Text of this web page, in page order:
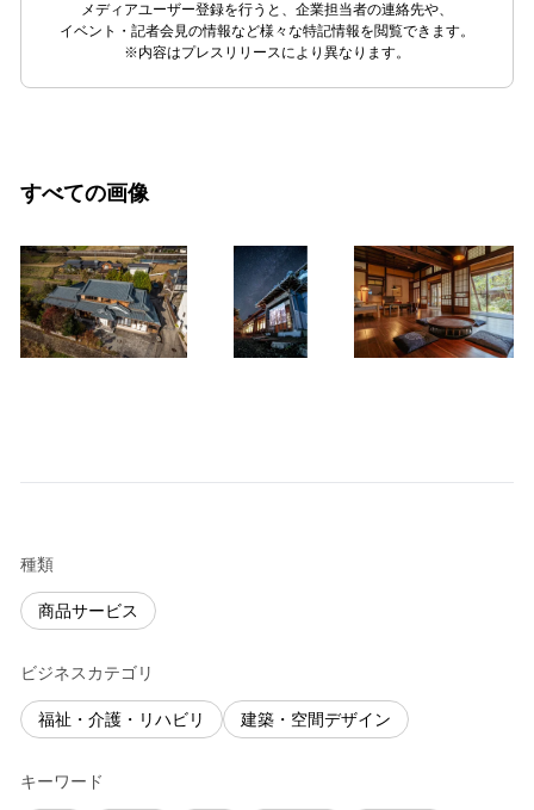
メディアユーザー登録を行うと、企業担当者の連絡先や、
イベント・記者会見の情報など様々な特記情報を閲覧できます。
※内容はプレスリリースにより異なります。
すべての画像
種類
商品サービス
ビジネスカテゴリ
福祉・介護・リハビリ 建築・空間デザイン
キーワード